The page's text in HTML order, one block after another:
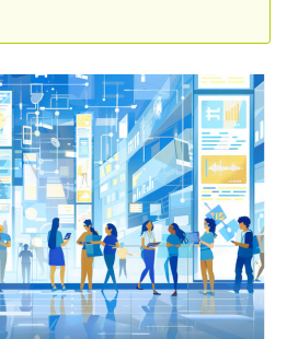
priemonių problemai
veiksmus.